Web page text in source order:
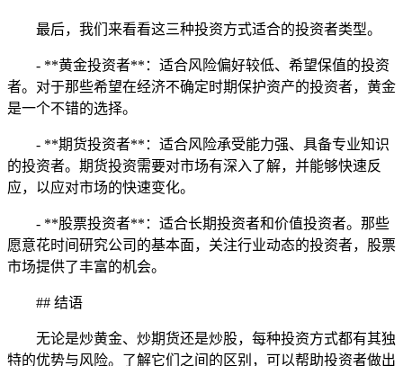
最后，我们来看看这三种投资方式适合的投资者类型。
- **黄金投资者**：适合风险偏好较低、希望保值的投资
者。对于那些希望在经济不确定时期保护资产的投资者，黄金
是一个不错的选择。
- **期货投资者**：适合风险承受能力强、具备专业知识
的投资者。期货投资需要对市场有深入了解，并能够快速反
应，以应对市场的快速变化。
- **股票投资者**：适合长期投资者和价值投资者。那些
愿意花时间研究公司的基本面，关注行业动态的投资者，股票
市场提供了丰富的机会。
## 结语
无论是炒黄金、炒期货还是炒股，每种投资方式都有其独
特的优势与风险。了解它们之间的区别，可以帮助投资者做出